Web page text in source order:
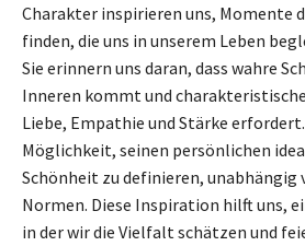
Charakter inspirieren uns, Momente
finden, die uns in unserem Leben
Sie erinnern uns daran, dass wahre
Inneren kommt und
Liebe, Empathie und Stärke
Möglichkeit, seinen persönlichen
Schönheit zu definieren, unabhängig
Normen. Diese Inspiration hilft uns,
in der wir die Vielfalt schätzen und